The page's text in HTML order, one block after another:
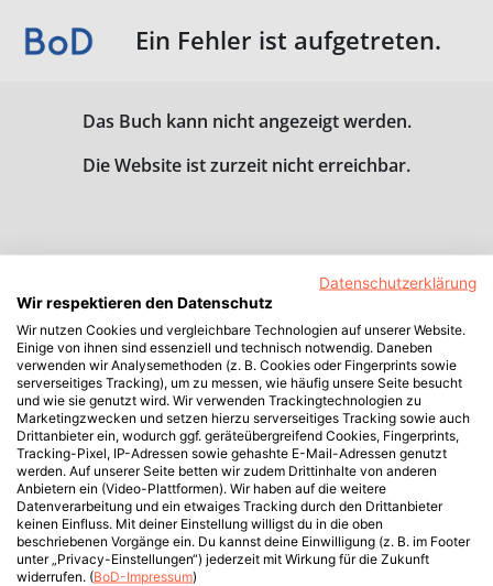
Ein Fehler ist aufgetreten.
Das Buch kann nicht angezeigt werden.
Die Website ist zurzeit nicht erreichbar.
Datenschutzerklärung
Wir respektieren den Datenschutz
Wir nutzen Cookies und vergleichbare Technologien auf unserer Website.
Einige von ihnen sind essenziell und technisch notwendig. Daneben
verwenden wir Analysemethoden (z. B. Cookies oder Fingerprints sowie
serverseitiges Tracking), um zu messen, wie häufig unsere Seite besucht
und wie sie genutzt wird. Wir verwenden Trackingtechnologien zu
Marketingzwecken und setzen hierzu serverseitiges Tracking sowie auch
Drittanbieter ein, wodurch ggf. geräteübergreifend Cookies, Fingerprints,
Tracking-Pixel, IP-Adressen sowie gehashte E-Mail-Adressen genutzt
werden. Auf unserer Seite betten wir zudem Drittinhalte von anderen
Anbietern ein (Video-Plattformen). Wir haben auf die weitere
Datenverarbeitung und ein etwaiges Tracking durch den Drittanbieter
keinen Einfluss. Mit deiner Einstellung willigst du in die oben
beschriebenen Vorgänge ein. Du kannst deine Einwilligung (z. B. im Footer
unter „Privacy-Einstellungen“) jederzeit mit Wirkung für die Zukunft
widerrufen. (BoD-Impressum)